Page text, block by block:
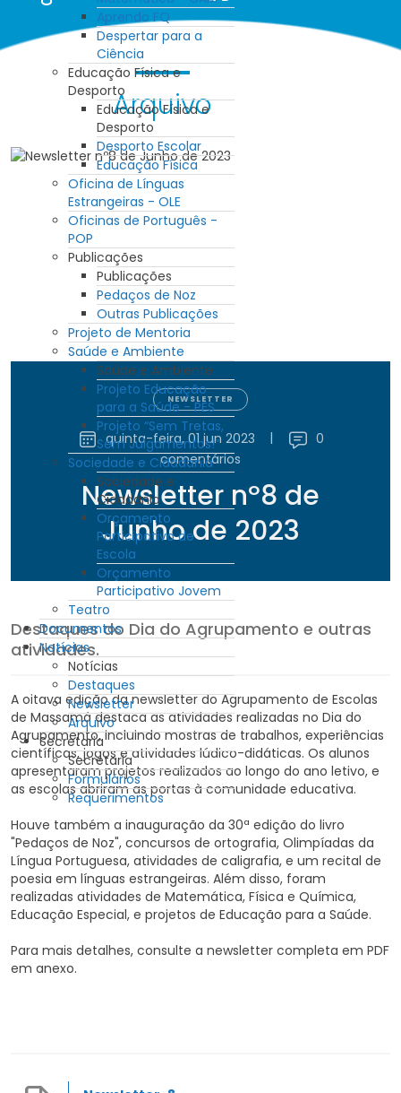
Aprendo FQ
Despertar para a
Ciência
Educação Física e
Desporto
Educação Física e
Desporto
Desporto Escolar
Educação Física
Oficina de Línguas
Estrangeiras - OLE
Oficinas de Português -
POP
Publicações
Publicações
Pedaços de Noz
Outras Publicações
Projeto de Mentoria
Saúde e Ambiente
Saúde e Ambiente
Projeto Educação
para a Saúde - PES
Projeto “Sem Tretas,
Sem Julgamentos!”
Sociedade e Cidadania
Sociedade e
Cidadania
Orçamento
Participativo de
Escola
Orçamento
Participativo Jovem
Teatro
Documentos
Notícias
Notícias
Destaques
Newsletter
Arquivo
Secretaria
Secretaria
Formulários
Requerimentos
Arquivo
NEWSLETTER
quinta-feira, 01 jun 2023 |
0
comentários
Newsletter nº8 de
Junho de 2023
Destaques do Dia do Agrupamento e outras
atividades.
A oitava edição da newsletter do Agrupamento de Escolas
de Massamá destaca as atividades realizadas no Dia do
Agrupamento, incluindo mostras de trabalhos, experiências
científicas, jogos e atividades lúdico-didáticas. Os alunos
apresentaram projetos realizados ao longo do ano letivo, e
as escolas abriram as portas à comunidade educativa.
Houve também a inauguração da 30ª edição do livro
"Pedaços de Noz", concursos de ortografia, Olimpíadas da
Língua Portuguesa, atividades de caligrafia, e um recital de
poesia em línguas estrangeiras. Além disso, foram
realizadas atividades de Matemática, Física e Química,
Educação Especial, e projetos de Educação para a Saúde.
Para mais detalhes, consulte a newsletter completa em PDF
em anexo.